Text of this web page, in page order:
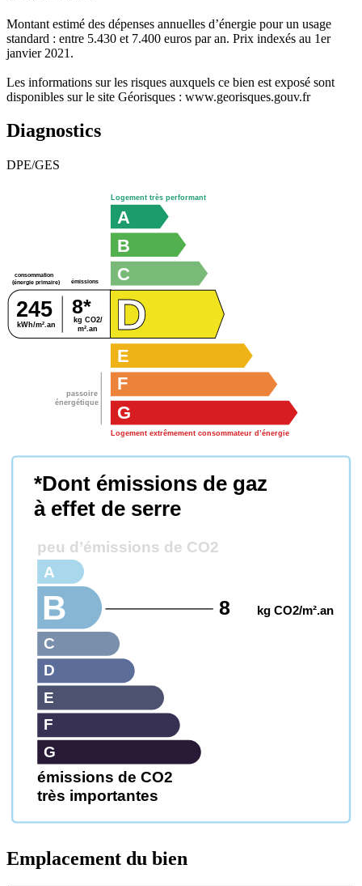
Montant estimé des dépenses annuelles d’énergie pour un usage
standard : entre 5.430 et 7.400 euros par an. Prix indexés au 1er
janvier 2021.
Les informations sur les risques auxquels ce bien est exposé sont
disponibles sur le site Géorisques : www.georisques.gouv.fr
Diagnostics
DPE/GES
passoire
énergétique
consommation
(énergie primaire)
émissions
kg CO2/
m².an
kWh/m².an
245 8*
G
Logement extrêmement consommateur d’énergie
F
E
D
C
B
A
Logement très performant
émissions de CO2
très importantes
*Dont émissions de gaz
à effet de serre
peu d’émissions de CO2
G
F
E
D
C
B 8 kg CO2/m².an
A
Emplacement du bien